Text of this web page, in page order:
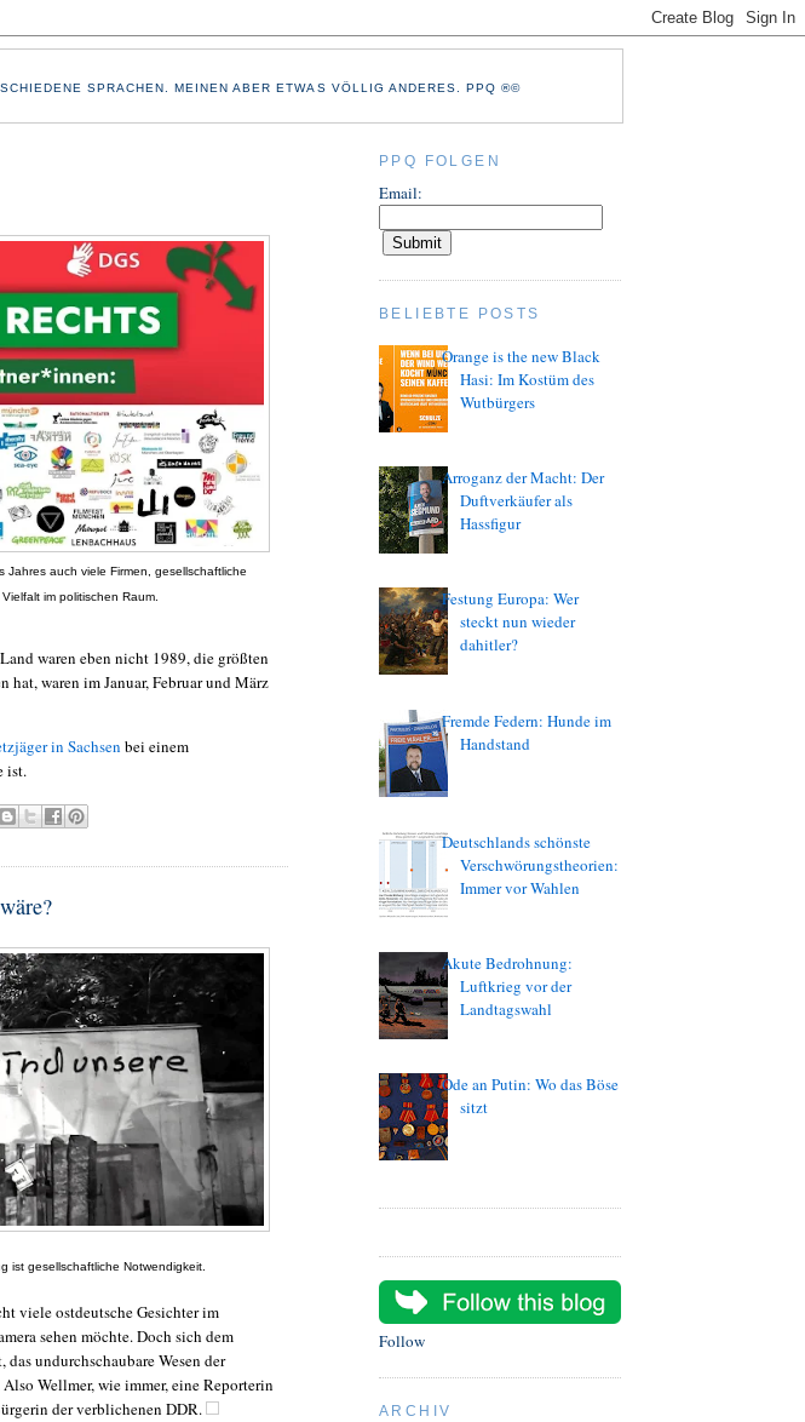
SPRACHEN. MEINEN ABER ETWAS VÖLLIG ANDERES. PPQ ®©
auch viele Firmen, gesellschaftliche
im politischen Raum.
waren eben nicht 1989, die größten
hat, waren im Januar, Februar und März
in Sachsen bei einem
ist.
ist gesellschaftliche Notwendigkeit.
viele ostdeutsche Gesichter im
sehen möchte. Doch sich dem
undurchschaubare Wesen der
Wellmer, wie immer, eine Reporterin
der verblichenen DDR.
PPQ FOLGEN
Email:
BELIEBTE POSTS
Orange is the new Black
Hasi: Im Kostüm des
Wutbürgers
Arroganz der Macht: Der
Duftverkäufer als
Hassfigur
Festung Europa: Wer
steckt nun wieder
dahitler?
Fremde Federn: Hunde im
Handstand
Deutschlands schönste
Verschwörungstheorien:
Immer vor Wahlen
Akute Bedrohnung:
Luftkrieg vor der
Landtagswahl
Ode an Putin: Wo das Böse
sitzt
Follow
ARCHIV